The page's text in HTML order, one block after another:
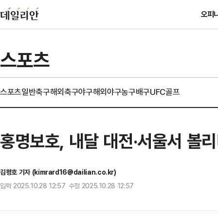
오피
스포츠
스포츠일반축구해외축구야구해외야구농구배구UFC골프
홍명보호, 내달 대전·서울서 볼
김평호 기자 (kimrard16@dailian.co.kr)
입력 2025.10.28 12:57 수정 2025.10.28 12:57